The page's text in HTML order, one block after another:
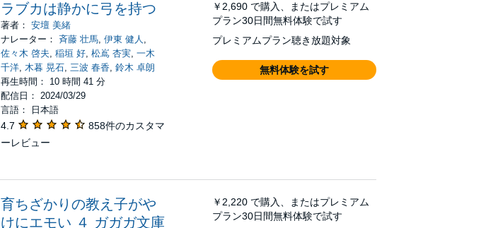
ラブカは静かに弓を持つ
著者：安壇 美緒
ナレーター：斉藤 壮馬,伊東 健人 ,
佐々木 啓夫,稲垣 好,松嶌 杏実,一木
千洋,木暮 晃石,三波 春香,鈴木 卓朗
再生時間： 10 時間 41 分
配信日： 2024/03/29
言語： 日本語
4.7
858件のカスタマ
ーレビュー
￥2,690 で購入、またはプレミアム
プラン30日間無料体験で試す
プレミアムプラン聴き放題対象
無料体験を試す
育ちざかりの教え子がや
けにエモい ４ ガガガ文庫
￥2,220 で購入、またはプレミアム
プラン30日間無料体験で試す